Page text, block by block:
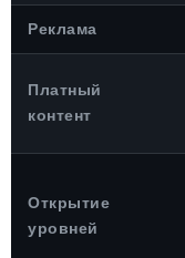
Реклама
Платный
контент
Открытие
уровней